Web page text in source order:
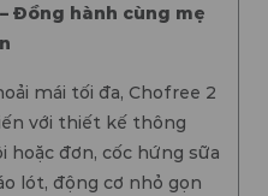
Đồng hành cùng mẹ
mái tối đa, Chofree 2
với thiết kế thông
hoặc đơn, cốc hứng sữa
lót, động cơ nhỏ gọn